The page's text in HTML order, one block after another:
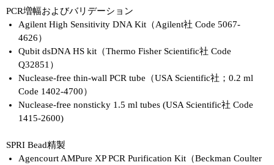
PCR増幅およびバリデーション
Agilent High Sensitivity DNA Kit（Agilent社 Code 5067-
4626）
Qubit dsDNA HS kit（Thermo Fisher Scientific社 Code
Q32851）
Nuclease-free thin-wall PCR tube（USA Scientific社；0.2 ml
Code 1402-4700）
Nuclease-free nonsticky 1.5 ml tubes (USA Scientific社 Code
1415-2600)
SPRI Bead精製
Agencourt AMPure XP PCR Purification Kit（Beckman Coulter